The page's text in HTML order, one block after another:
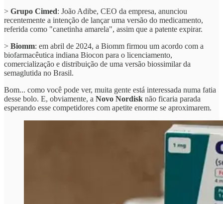
> Grupo Cimed: João Adibe, CEO da empresa, anunciou
recentemente a intenção de lançar uma versão do medicamento,
referida como "canetinha amarela", assim que a patente expirar.
> Biomm: em abril de 2024, a Biomm firmou um acordo com a
biofarmacêutica indiana Biocon para o licenciamento,
comercialização e distribuição de uma versão biossimilar da
semaglutida no Brasil.
Bom... como você pode ver, muita gente está interessada numa fatia
desse bolo. E, obviamente, a Novo Nordisk não ficaria parada
esperando esse competidores com apetite enorme se aproximarem.